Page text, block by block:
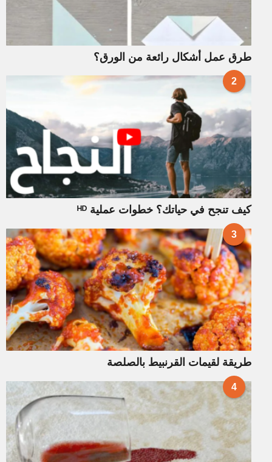
طرق عمل أشكال رائعة من الورق؟
2
كيف تنجح في حياتك؟ خطوات عملية ᴴᴰ
3
طريقة لقيمات القرنبيط بالصلصة
4